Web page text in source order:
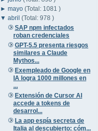
►mayo(Total: 1081 )
▼abril(Total: 978 )
SAP npm infectados
roban credenciales
GPT-5.5 presenta riesgos
similares a Claude
Mythos...
Exempleado de Google en
IA logra 1000 millones en
...
Extensión de Cursor AI
accede a tokens de
desarrol...
La app espía secreta de
Italia al descubierto: cóm...